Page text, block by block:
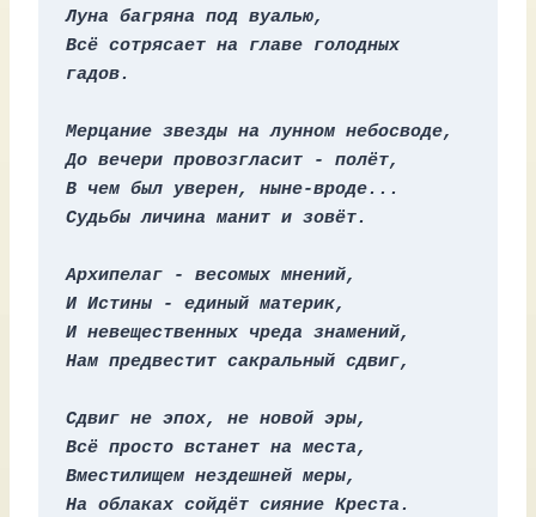
Луна багряна под вуалью,
Всё сотрясает на главе голодных
гадов.
Мерцание звезды на лунном небосводе,
До вечери провозгласит - полёт,
В чем был уверен, ныне-вроде...
Судьбы личина манит и зовёт.
Архипелаг - весомых мнений,
И Истины - единый материк,
И невещественных чреда знамений,
Нам предвестит сакральный сдвиг,
Сдвиг не эпох, не новой эры,
Всё просто встанет на места,
Вместилищем нездешней меры,
На облаках сойдёт сияние Креста.